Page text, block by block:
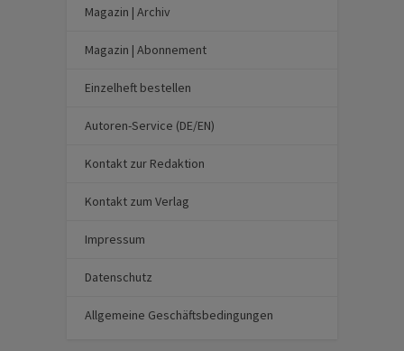
Magazin | Archiv
Magazin | Abonnement
Einzelheft bestellen
Autoren-Service (DE/EN)
Kontakt zur Redaktion
Kontakt zum Verlag
Impressum
Datenschutz
Allgemeine Geschäftsbedingungen